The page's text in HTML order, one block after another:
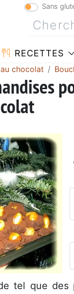
Sans
RECETTES
chocolat
tel que des